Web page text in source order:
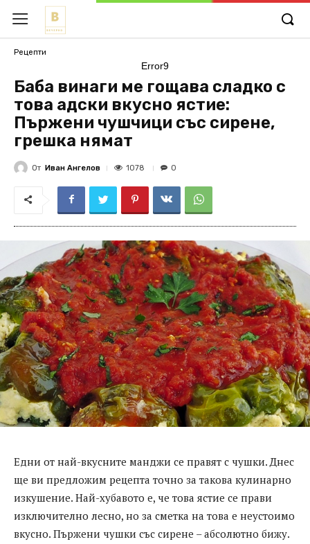
Рецепти
Error9
Баба винаги ме гощава сладко с
това адски вкусно ястие:
Пържени чушчици със сирене,
грешка нямат
От Иван Ангелов 1078 0
Едни от най-вкусните манджи се правят с чушки. Днес
ще ви предложим рецепта точно за такова кулинарно
изкушение. Най-хубавото е, че това ястие се прави
изключително лесно, но за сметка на това е неустоимо
вкусно. Пържени чушки със сирене – абсолютно бижу.